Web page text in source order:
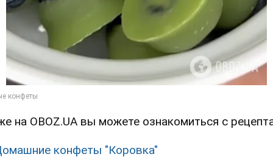
на OBOZ.UA вы можете ознакомиться с
конфеты "Коровка"